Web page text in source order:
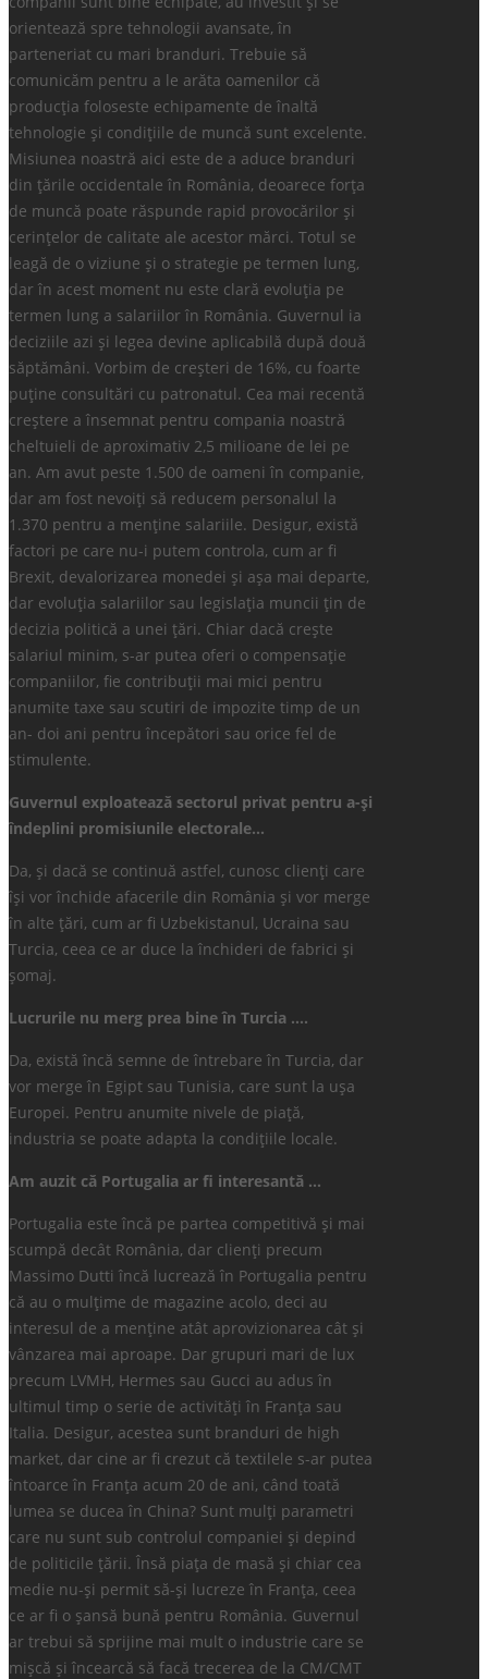
orientează spre tehnologii avansate, în
parteneriat cu mari branduri. Trebuie să
comunicăm pentru a le arăta oamenilor că
producția foloseste echipamente de înaltă
tehnologie și condițiile de muncă sunt excelente.
Misiunea noastră aici este de a aduce branduri
din țările occidentale în România, deoarece forța
de muncă poate răspunde rapid provocărilor și
cerințelor de calitate ale acestor mărci. Totul se
leagă de o viziune și o strategie pe termen lung,
dar în acest moment nu este clară evoluția pe
termen lung a salariilor în România. Guvernul ia
deciziile azi și legea devine aplicabilă după două
săptămâni. Vorbim de creșteri de 16%, cu foarte
puține consultări cu patronatul. Cea mai recentă
creștere a însemnat pentru compania noastră
cheltuieli de aproximativ 2,5 milioane de lei pe
an. Am avut peste 1.500 de oameni în companie,
dar am fost nevoiți să reducem personalul la
1.370 pentru a menține salariile. Desigur, există
factori pe care nu-i putem controla, cum ar fi
Brexit, devalorizarea monedei și așa mai departe,
dar evoluția salariilor sau legislația muncii țin de
decizia politică a unei țări. Chiar dacă crește
salariul minim, s-ar putea oferi o compensație
companiilor, fie contribuții mai mici pentru
anumite taxe sau scutiri de impozite timp de un
an- doi ani pentru începători sau orice fel de
stimulente.
Guvernul exploatează sectorul privat pentru a-și
îndeplini promisiunile electorale…
Da, și dacă se continuă astfel, cunosc clienți care
își vor închide afacerile din România și vor merge
în alte țări, cum ar fi Uzbekistanul, Ucraina sau
Turcia, ceea ce ar duce la închideri de fabrici și
șomaj.
Lucrurile nu merg prea bine în Turcia ….
Da, există încă semne de întrebare în Turcia, dar
vor merge în Egipt sau Tunisia, care sunt la ușa
Europei. Pentru anumite nivele de piață,
industria se poate adapta la condițiile locale.
Am auzit că Portugalia ar fi interesantă …
Portugalia este încă pe partea competitivă și mai
scumpă decât România, dar clienți precum
Massimo Dutti încă lucrează în Portugalia pentru
că au o mulțime de magazine acolo, deci au
interesul de a menține atât aprovizionarea cât și
vânzarea mai aproape. Dar grupuri mari de lux
precum LVMH, Hermes sau Gucci au adus în
ultimul timp o serie de activități în Franța sau
Italia. Desigur, acestea sunt branduri de high
market, dar cine ar fi crezut că textilele s-ar putea
întoarce în Franța acum 20 de ani, când toată
lumea se ducea în China? Sunt mulți parametri
care nu sunt sub controlul companiei și depind
de politicile țării. Însă piața de masă și chiar cea
medie nu-și permit să-și lucreze în Franța, ceea
ce ar fi o șansă bună pentru România. Guvernul
ar trebui să sprijine mai mult o industrie care se
mișcă și încearcă să facă trecerea de la CM/CMT